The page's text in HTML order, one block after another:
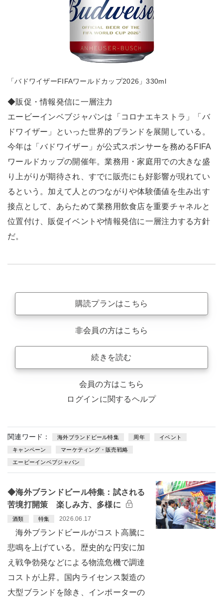
「バドワイザーFIFAワールドカップ2026」330ml
◆販促・情報発信に一層注力
エービーインベブジャパンは「コロナエキストラ」「バ
ドワイザー」といった世界的ブランドを展開している。
今年は「バドワイザー」が公式スポンサーを務めるFIFA
ワールドカップの開催年。業務用・家庭用での大きな盛
り上がりが期待され、すでに販売にも好影響が現れてい
るという。加えて人とのつながりや体験価値を生み出す
接点として、あらためて業務用飲食店を重要チャネルと
位置付け、販促イベントや情報発信に一層注力する方針
だ。
購読プランはこちら
非会員の方はこちら
続きを読む
会員の方はこちら
ログインに関するヘルプ
関連ワード： 海外ブランドビール特集 周年 イベント
キャンペーン マーケティング・販売戦略
エービーインベブジャパン
◆海外ブランドビール特集：試される
苦境打開策 楽しみ方、多様に
酒類 特集 2026.06.17
海外ブランドビールがコスト高騰に
悲鳴を上げている。歴史的な円安に加
え戦争勃発などによる物流危機で調達
コストが上昇。国内ライセンス製造の
大型ブランドを除き、インポーターの